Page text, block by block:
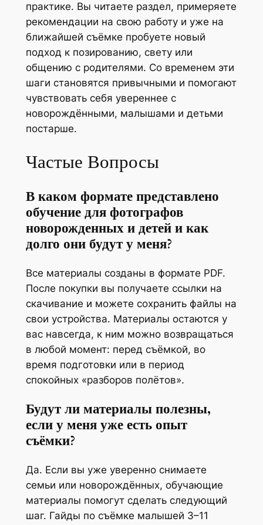
а
й
д
д
л
я
ф
о
т
г
а
ф
о
в
о
м
и
н
и
м
а
л
с
т
и
н
о
й
с
практике. Вы читаете раздел, примеряете
рекомендации на свою работу и уже на
ближайшей съёмке пробуете новый
подход к позированию, свету или
общению с родителями. Со временем эти
шаги становятся привычными и помогают
чувствовать себя увереннее с
новорождёнными, малышами и детьми
постарше.
Частые Вопросы
В каком формате представлено
обучение для фотографов
новорожденных и детей и как
долго они будут у меня?
Все материалы созданы в формате PDF.
После покупки вы получаете ссылки на
скачивание и можете сохранить файлы на
свои устройства. Материалы остаются у
вас навсегда, к ним можно возвращаться
в любой момент: перед съёмкой, во
время подготовки или в период
спокойных «разборов полётов».
Будут ли материалы полезны,
если у меня уже есть опыт
съёмки?
Да. Если вы уже уверенно снимаете
семьи или новорождённых, обучающие
материалы помогут сделать следующий
шаг. Гайды по съёмке малышей 3–11